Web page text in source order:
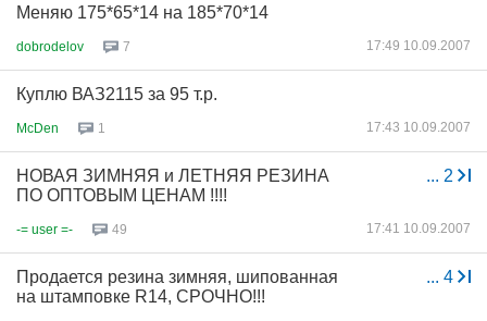
Меняю 175*65*14 на 185*70*14
dobrodelov 7 17:49 10.09.2007
Куплю ВАЗ2115 за 95 т.р.
McDen 1 17:43 10.09.2007
... 2
НОВАЯ ЗИМНЯЯ и ЛЕТНЯЯ РЕЗИНА
ПО ОПТОВЫМ ЦЕНАМ !!!!
-= user =- 49 17:41 10.09.2007
... 4
Продается резина зимняя, шипованная
на штамповке R14, СРОЧНО!!!